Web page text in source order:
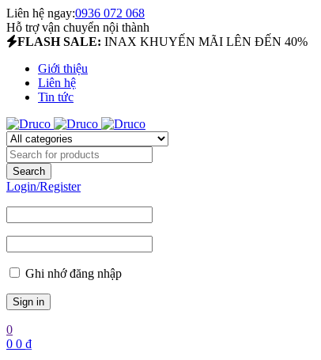
Liên hệ ngay:0936 072 068
Hỗ trợ vận chuyển nội thành
FLASH SALE: INAX KHUYẾN MÃI LÊN ĐẾN 40%
Giới thiệu
Liên hệ
Tin tức
Login/Register
Ghi nhớ đăng nhập
0
0 0 ₫